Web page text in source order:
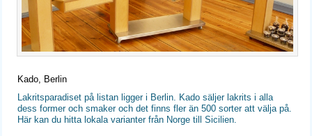
Kado, Berlin
Lakritsparadiset på listan ligger i Berlin. Kado säljer lakrits i alla
dess former och smaker och det finns fler än 500 sorter att välja på.
Här kan du hitta lokala varianter från Norge till Sicilien.